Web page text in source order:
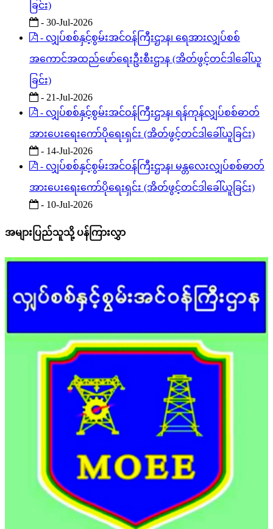
ခြင်း)
- 30-Jul-2026
- လျှပ်စစ်နှင့်စွမ်းအင်ဝန်ကြီးဌာန၊ ရေအားလျှပ်စစ်
အကောင်အထည်ဖော်ရေးဦးစီးဌာန (အိတ်ဖွင့်တင်ဒါခေါ်ယူ
ခြင်း)
- 21-Jul-2026
- လျှပ်စစ်နှင့်စွမ်းအင်ဝန်ကြီးဌာန၊ ရန်ကုန်လျှပ်စစ်ဓာတ်
အားပေးရေးကော်ပိုရေးရှင်း (အိတ်ဖွင့်တင်ဒါခေါ်ယူခြင်း)
- 14-Jul-2026
- လျှပ်စစ်နှင့်စွမ်းအင်ဝန်ကြီးဌာန၊ မန္တလေးလျှပ်စစ်ဓာတ်
အားပေးရေးကော်ပိုရေးရှင်း (အိတ်ဖွင့်တင်ဒါခေါ်ယူခြင်း)
- 10-Jul-2026
အများပြည်သူသို့ ပန်ကြားလွှာ